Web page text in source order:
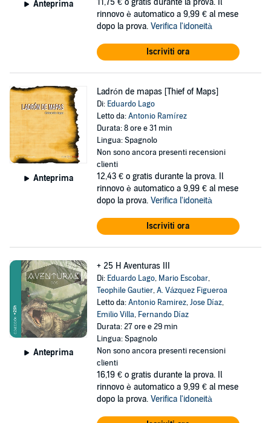
Anteprima 11,75 € o gratis durante la prova. Il
rinnovo è automatico a 9,99 € al mese
dopo la prova. Verifica l'idoneità
Iscriviti ora
Anteprima
Ladrón de mapas [Thief of Maps]
Di: Eduardo Lago
Letto da:Antonio Ramírez
Durata: 8 ore e 31 min
Lingua: Spagnolo
Non sono ancora presenti recensioni
clienti
12,43 € o gratis durante la prova. Il
rinnovo è automatico a 9,99 € al mese
dopo la prova. Verifica l'idoneità
Iscriviti ora
Anteprima
+ 25 H Aventuras III
Di: Eduardo Lago, Mario Escobar,
Teophile Gautier,A. Vázquez Figueroa
Letto da:Antonio Ramirez,Jose Díaz,
Emilio Villa, Fernando Díaz
Durata: 27 ore e 29 min
Lingua: Spagnolo
Non sono ancora presenti recensioni
clienti
16,19 € o gratis durante la prova. Il
rinnovo è automatico a 9,99 € al mese
dopo la prova. Verifica l'idoneità